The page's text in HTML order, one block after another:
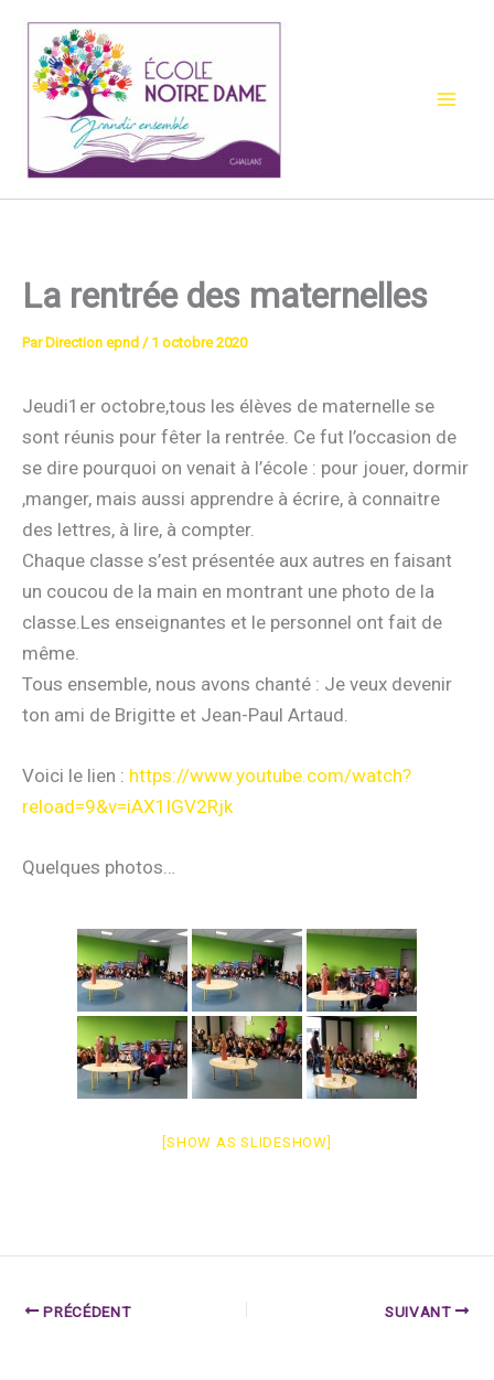
contenu
La rentrée des maternelles
Par Direction epnd / 1 octobre 2020
Jeudi1er octobre,tous les élèves de maternelle se
sont réunis pour fêter la rentrée. Ce fut l’occasion de
se dire pourquoi on venait à l’école : pour jouer, dormir
,manger, mais aussi apprendre à écrire, à connaitre
des lettres, à lire, à compter.
Chaque classe s’est présentée aux autres en faisant
un coucou de la main en montrant une photo de la
classe.Les enseignantes et le personnel ont fait de
même.
Tous ensemble, nous avons chanté : Je veux devenir
ton ami de Brigitte et Jean-Paul Artaud.
Voici le lien : https://www.youtube.com/watch?
reload=9&v=iAX1lGV2Rjk
Quelques photos…
[SHOW AS SLIDESHOW]
PRÉCÉDENT SUIVANT